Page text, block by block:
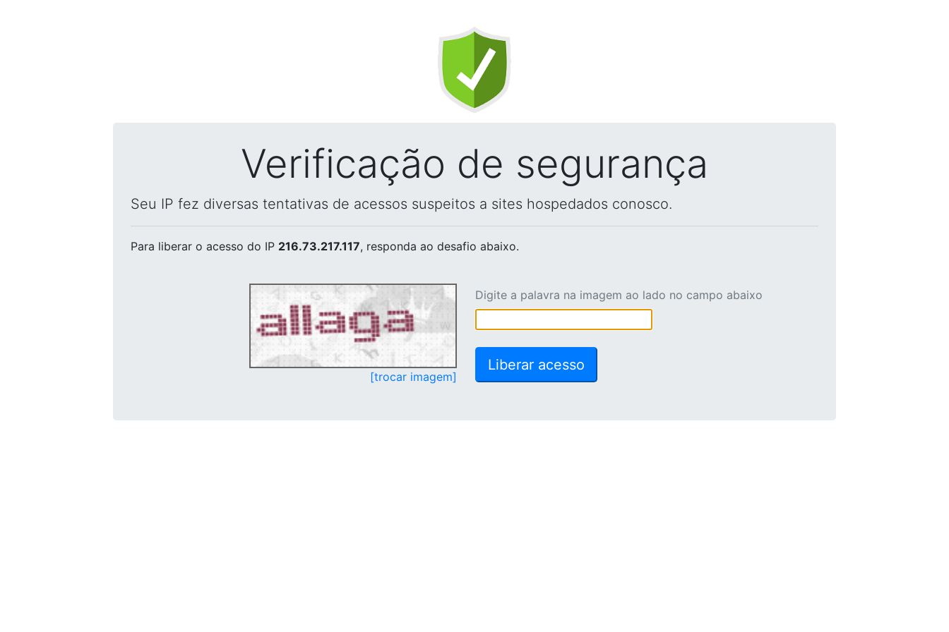
Verificação de segurança
Seu IP fez diversas tentativas de acessos suspeitos a sites hospedados conosco.
Para liberar o acesso do IP 216.73.217.117, responda ao desafio abaixo.
[trocar imagem]
Digite a palavra na imagem ao lado no campo abaixo